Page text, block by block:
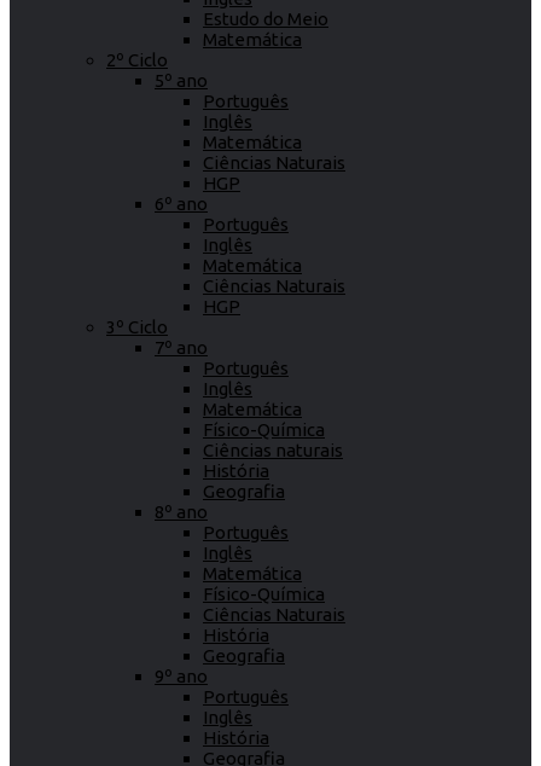
Estudo do Meio
Matemática
2º Ciclo
5º ano
Português
Inglês
Matemática
Ciências Naturais
HGP
6º ano
Português
Inglês
Matemática
Ciências Naturais
HGP
3º Ciclo
7º ano
Português
Inglês
Matemática
Físico-Química
Ciências naturais
História
Geografia
8º ano
Português
Inglês
Matemática
Físico-Química
Ciências Naturais
História
Geografia
9º ano
Português
Inglês
História
Geografia